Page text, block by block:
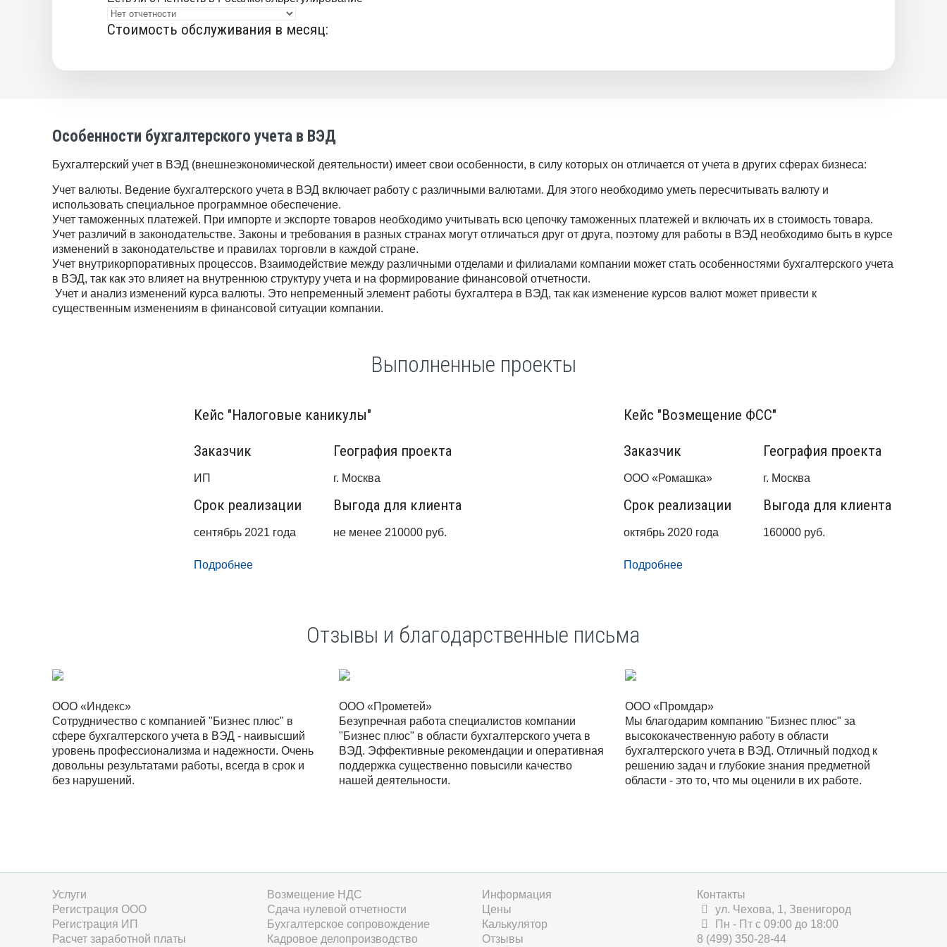
Стоимость
месяц
Стоимость обслуживания в месяц:
Особенности бухгалтерского учета в ВЭД
Бухгалтерский учет в ВЭД (внешнеэкономической деятельности) имеет свои особенности, в силу которых он отличается от учета в других сферах бизнеса:
Учет валюты. Ведение бухгалтерского учета в ВЭД включает работу с различными валютами. Для этого необходимо уметь пересчитывать валюту и
использовать специальное программное обеспечение.
Учет таможенных платежей. При импорте и экспорте товаров необходимо учитывать всю цепочку таможенных платежей и включать их в стоимость товара.
Учет различий в законодательстве. Законы и требования в разных странах могут отличаться друг от друга, поэтому для работы в ВЭД необходимо быть в курсе
изменений в законодательстве и правилах торговли в каждой стране.
Учет внутрикорпоративных процессов. Взаимодействие между различными отделами и филиалами компании может стать особенностями бухгалтерского учета
в ВЭД, так как это влияет на внутреннюю структуру учета и на формирование финансовой отчетности.
Учет и анализ изменений курса валюты. Это непременный элемент работы бухгалтера в ВЭД, так как изменение курсов валют может привести к
существенным изменениям в финансовой ситуации компании.
Выполненные проекты
Кейс "Налоговые каникулы"
Заказчик
ИП
Срок реализации
сентябрь 2021 года
География проекта
г. Москва
Выгода для клиента
не менее 210000 руб.
Подробнее
Кейс "Возмещение ФСС"
Заказчик
ООО «Ромашка»
Срок реализации
октябрь 2020 года
География проекта
г. Москва
Выгода для клиента
160000 руб.
Подробнее
Отзывы и благодарственные письма
ООО «Индекс»
Сотрудничество с компанией "Бизнес плюс" в
сфере бухгалтерского учета в ВЭД - наивысший
уровень профессионализма и надежности. Очень
довольны результатами работы, всегда в срок и
без нарушений.
ООО «Прометей»
Безупречная работа специалистов компании
"Бизнес плюс" в области бухгалтерского учета в
ВЭД. Эффективные рекомендации и оперативная
поддержка существенно повысили качество
нашей деятельности.
ООО «Промдар»
Мы благодарим компанию "Бизнес плюс" за
высококачественную работу в области
бухгалтерского учета в ВЭД. Отличный подход к
решению задач и глубокие знания предметной
области - это то, что мы оценили в их работе.
Услуги
Регистрация ООО
Регистрация ИП
Расчет заработной платы
Возмещение НДС
Сдача нулевой отчетности
Бухгалтерское сопровождение
Кадровое делопроизводство
Информация
Цены
Калькулятор
Отзывы
Контакты
ул. Чехова, 1, Звенигород
Пн - Пт с 09:00 до 18:00
8 (499) 350-28-44